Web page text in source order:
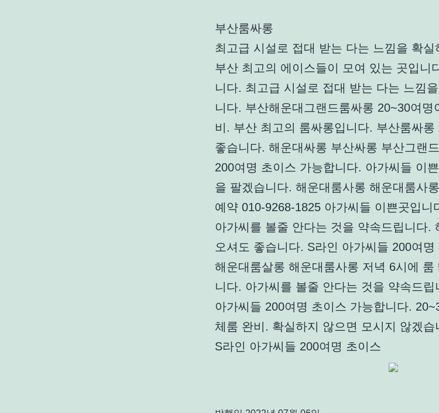
부산룸싸롱
최고급 시설로 접대 받는 다는 느낌을 확
부산 최고의 에이스들이 모여 있는 곳입니
니다. 최고급 시설로 접대 받는 다는 느낌
니다. 부산해운대그랜드룸싸롱 20~30여
비. 부산 최고의 룸싸롱입니다. 부산룸싸
좋습니다. 해운대싸롱 부산싸롱 부산그랜
200여명 초이스 가능합니다. 아가씨들 이
을 팔겠습니다. 해운대룸사롱 해운대룸사
예약 010-9268-1825 아가씨들 이쁜곳입니
아가씨를 볼줄 안다는 것을 약속드립니다.
오셔도 좋습니다. S라인 아가씨들 200여
해운대룸살롱 해운대룸사롱 저녁 6시에
니다. 아가씨를 볼줄 안다는 것을 약속드
아가씨들 200여명 초이스 가능합니다.
체룸 완비. 확실하지 않으면 모시지 않겠
S라인 아가씨들 200여명 초이스